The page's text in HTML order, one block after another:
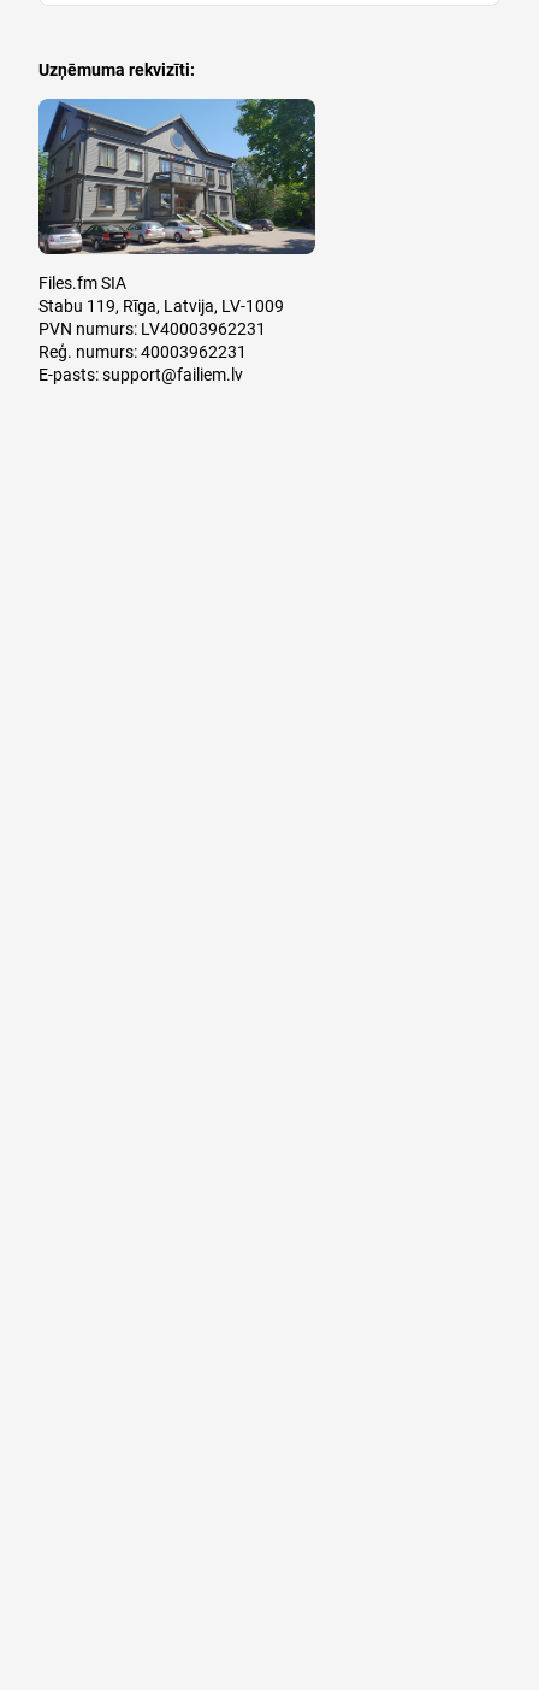
Uzņēmuma rekvizīti:
Files.fm SIA
Stabu 119, Rīga, Latvija, LV-1009
PVN numurs: LV40003962231
Reģ. numurs: 40003962231
E-pasts:support@failiem.lv